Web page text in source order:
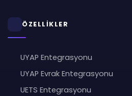
ÖZELLİKLER
UYAP Entegrasyonu
UYAP Evrak Entegrasyonu
UETS Entegrasyonu